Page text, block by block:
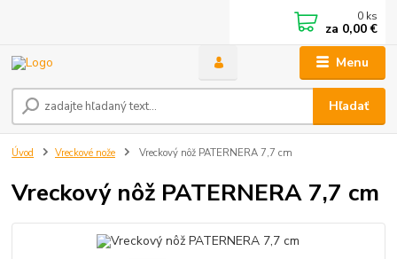
Menu
Hľadať
0 ks
za 0,00 €
Úvod Vreckové nože Vreckový nôž PATERNERA 7,7 cm
Vreckový nôž PATERNERA 7,7 cm